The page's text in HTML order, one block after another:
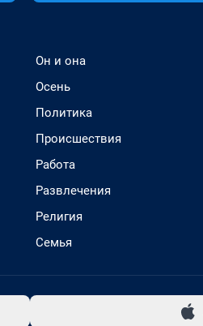
Он и она
Осень
Политика
Происшествия
Работа
Развлечения
Религия
Семья